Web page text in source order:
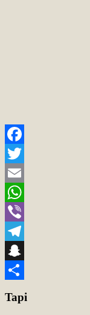
Facebook
Twitter
Email
WhatsApp
Viber
Telegram
Snapchat
Tapi